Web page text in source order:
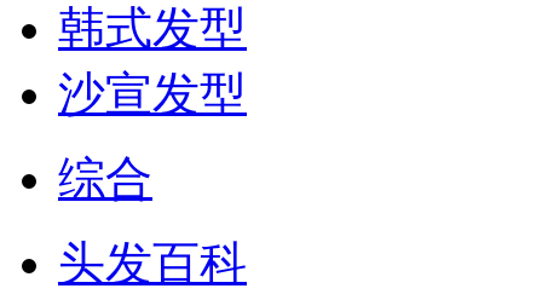
韩式发型
沙宣发型
综合
头发百科